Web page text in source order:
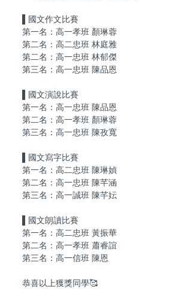
▌國文作文比賽
第一名：高一孝班 顏琳蓉
第二名：高二忠班 林庭雅
第二名：高一忠班 林郁傑
第三名：高一忠班 陳品恩
▌國文演說比賽
第一名：高一忠班 陳品恩
第二名：高一孝班 顏琳蓉
第三名：高一忠班 陳孜寬
▌國文寫字比賽
第一名：高二忠班 陳琳媜
第二名：高一忠班 陳芊涵
第三名：高一誠班 陳芊妘
▌國文朗讀比賽
第一名：高二忠班 黃振華
第二名：高一孝班 蕭睿誼
第三名：高一信班 陳恩
恭喜以上獲獎同學🥰